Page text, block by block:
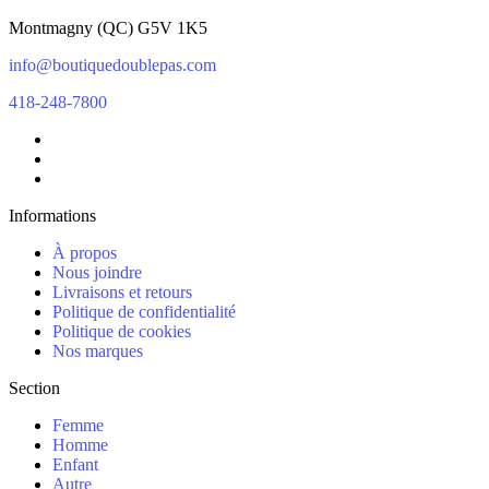
Montmagny (QC) G5V 1K5
info@boutiquedoublepas.com
418-248-7800
Informations
À propos
Nous joindre
Livraisons et retours
Politique de confidentialité
Politique de cookies
Nos marques
Section
Femme
Homme
Enfant
Autre